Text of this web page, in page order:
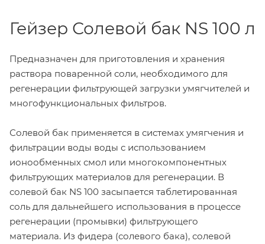
Гейзер Солевой бак NS 100 л
Предназначен для приготовления и хранения
раствора поваренной соли, необходимого для
регенерации фильтрующей загрузки умягчителей и
многофункциональных фильтров.
Солевой бак применяется в системах умягчения и
фильтрации воды воды с использованием
ионообменных смол или многокомпонентных
фильтрующих материалов для регенерации. В
солевой бак NS 100 засыпается таблетированная
соль для дальнейшего использования в процессе
регенерации (промывки) фильтрующего
материала. Из фидера (солевого бака), солевой